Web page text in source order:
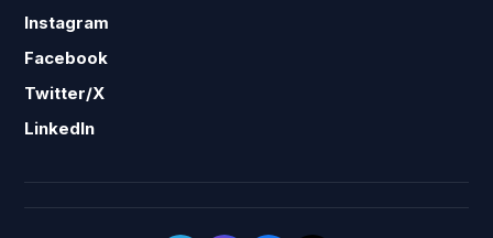
Instagram
Facebook
Twitter/X
LinkedIn